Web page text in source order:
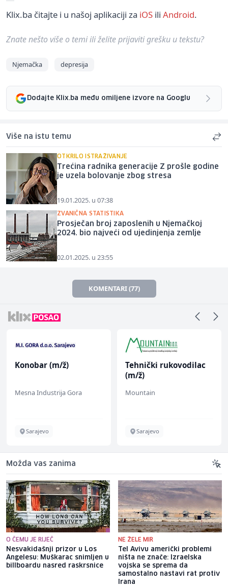
Klix.ba čitajte i u našoj aplikaciji za iOS ili Android.
Znate nešto više o temi ili želite prijaviti grešku u tekstu?
Njemačka depresija
Dodajte Klix.ba među omiljene izvore na Googlu
Više na istu temu
OTKRILO ISTRAŽIVANJE
Trećina radnika generacije Z prošle godine
je uzela bolovanje zbog stresa
19.01.2025. u 07:38
ZVANIČNA STATISTIKA
Prosječan broj zaposlenih u Njemačkoj
2024. bio najveći od ujedinjenja zemlje
02.01.2025. u 23:55
KOMENTARI (77)
Konobar (m/ž)
Mesna Industrija Gora
Sarajevo
Tehnički rukovodilac
(m/ž)
Mountain
Sarajevo
Možda vas zanima
O ČEMU JE RIJEČ
Nesvakidašnji prizor u Los
Angelesu: Muškarac snimljen u
billboardu nasred raskrsnice
NE ŽELE MIR
Tel Avivu američki problemi
ništa ne znače: Izraelska
vojska se sprema da
samostalno nastavi rat protiv
Irana